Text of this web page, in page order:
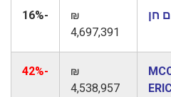
חן
₪
4,697,391
-16%
₪
4,538,957
-42%